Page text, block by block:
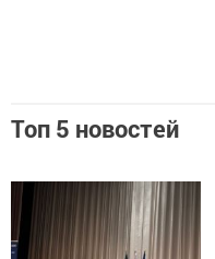
Топ 5 новостей